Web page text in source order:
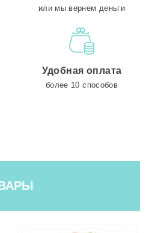
или мы вернем деньги
Удобная оплата
более 10 способов